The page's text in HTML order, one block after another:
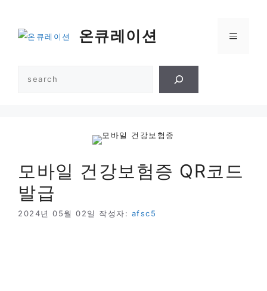
온큐레이션 메
모바일 건강보험증 QR코드
발급
2024년 05월 02일 작성자: afsc5